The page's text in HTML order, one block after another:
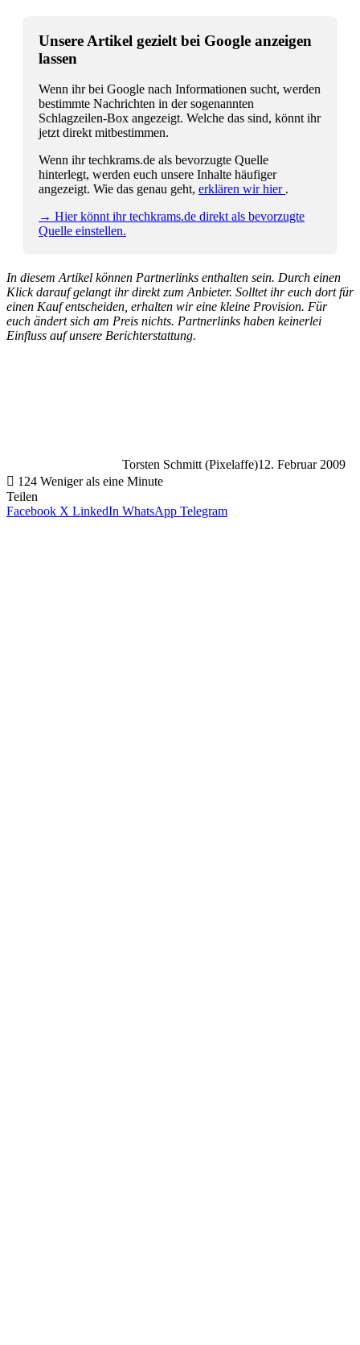
Unsere Artikel gezielt bei Google anzeigen
lassen
Wenn ihr bei Google nach Informationen sucht, werden
bestimmte Nachrichten in der sogenannten
Schlagzeilen-Box angezeigt. Welche das sind, könnt ihr
jetzt direkt mitbestimmen.
Wenn ihr techkrams.de als bevorzugte Quelle
hinterlegt, werden euch unsere Inhalte häufiger
angezeigt. Wie das genau geht, erklären wir hier .
→ Hier könnt ihr techkrams.de direkt als bevorzugte
Quelle einstellen.
In diesem Artikel können Partnerlinks enthalten sein. Durch einen
Klick darauf gelangt ihr direkt zum Anbieter. Solltet ihr euch dort für
einen Kauf entscheiden, erhalten wir eine kleine Provision. Für
euch ändert sich am Preis nichts. Partnerlinks haben keinerlei
Einfluss auf unsere Berichterstattung.
Torsten Schmitt (Pixelaffe)12. Februar 2009
124 Weniger als eine Minute
Teilen
Facebook X LinkedIn WhatsApp Telegram